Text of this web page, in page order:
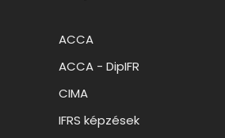
ACCA
ACCA - DipIFR
CIMA
IFRS képzések